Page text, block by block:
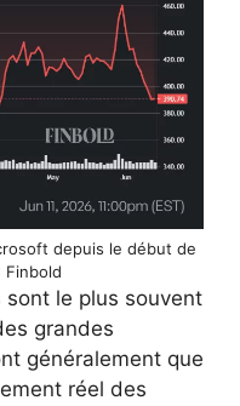
depuis le début de
Finbold
sont le plus souvent
grandes
généralement que
réel des